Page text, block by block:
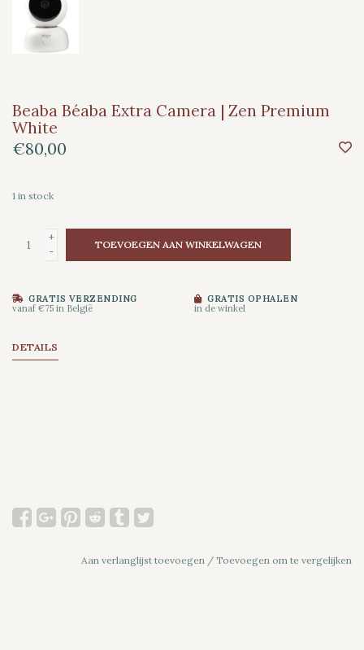
Beaba Béaba Extra Camera | Zen Premium
White
€80,00
1 in stock
+
-
TOEVOEGEN AAN WINKELWAGEN
GRATIS VERZENDING
vanaf €75 in België
GRATIS OPHALEN
in de winkel
DETAILS
Aan verlanglijst toevoegen / Toevoegen om te vergelijken